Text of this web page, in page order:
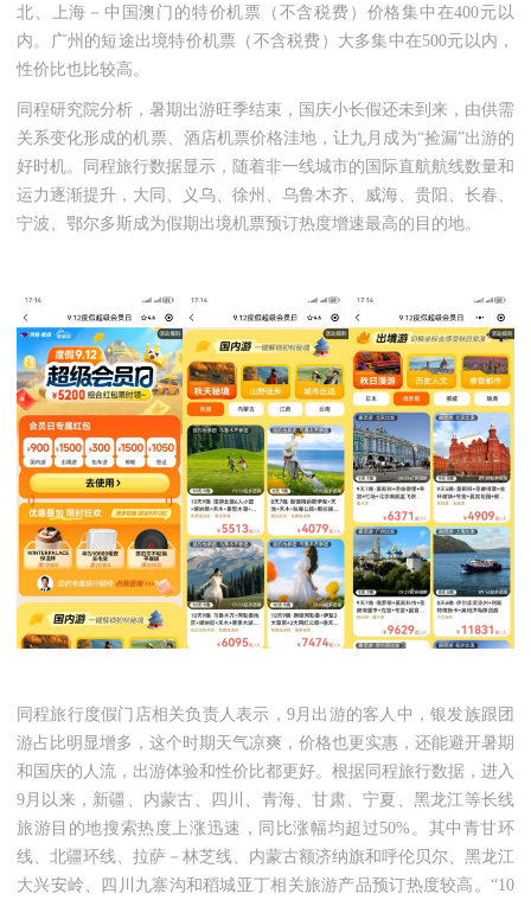
北、上海－中国澳门的特价机票（不含税费）价格集中在400元以
内。广州的短途出境特价机票（不含税费）大多集中在500元以内，
性价比也比较高。
同程研究院分析，暑期出游旺季结束，国庆小长假还未到来，由供需
关系变化形成的机票、酒店机票价格洼地，让九月成为“捡漏”出游的
好时机。同程旅行数据显示，随着非一线城市的国际直航航线数量和
运力逐渐提升，大同、义乌、徐州、乌鲁木齐、威海、贵阳、长春、
宁波、鄂尔多斯成为假期出境机票预订热度增速最高的目的地。
同程旅行度假门店相关负责人表示， 9月出游的客人中，银发族跟团
游占比明显增多，这个时期天气凉爽，价格也更实惠，还能避开暑期
和国庆的人流，出游体验和性价比都更好。根据同程旅行数据，进入
9月以来，新疆、内蒙古、四川、青海、甘肃、宁夏、黑龙江等长线
旅游目的地搜索热度上涨迅速，同比涨幅均超过50%。其中青甘环
线、北疆环线、拉萨－林芝线、内蒙古额济纳旗和呼伦贝尔、黑龙江
大兴安岭、四川九寨沟和稻城亚丁相关旅游产品预订热度较高。“10